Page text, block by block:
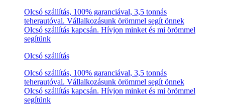
Olcsó szállítás, 100% garanciával, 3,5 tonnás
teherautóval. Vállalkozásunk örömmel segít önnek
Olcsó szállítás kapcsán. Hívjon minket és mi örömmel
segítünk
Olcsó szállítás
Olcsó szállítás, 100% garanciával, 3,5 tonnás
teherautóval. Vállalkozásunk örömmel segít önnek
Olcsó szállítás kapcsán. Hívjon minket és mi örömmel
segítünk